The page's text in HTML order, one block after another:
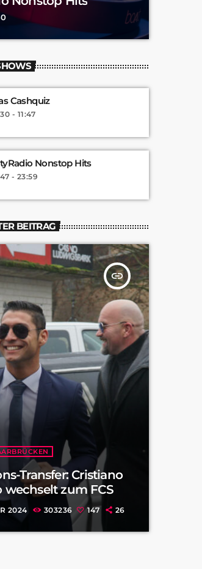
Cashquiz
- 11:47
Nonstop Hits
- 23:59
BEITRAG
insert_link
Transfer: Cristiano
wechselt zum FCS
2024 303236 147 26